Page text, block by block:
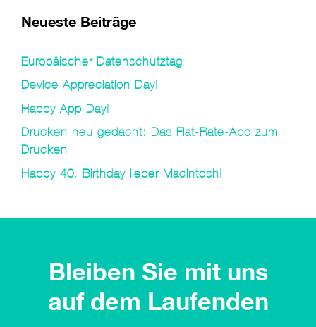
Neueste Beiträge
Europäischer Datenschutztag
Device Appreciation Day!
Happy App Day!
Drucken neu gedacht: Das Flat-Rate-Abo zum
Drucken
Happy 40. Birthday lieber Macintosh!
Bleiben Sie mit uns
auf dem Laufenden